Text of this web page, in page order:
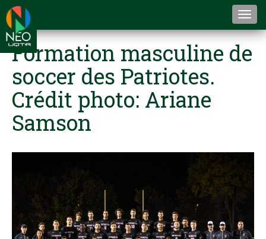
Formation masculine de
soccer des Patriotes.
Crédit photo: Ariane
Samson